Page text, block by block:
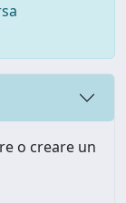
o creare un